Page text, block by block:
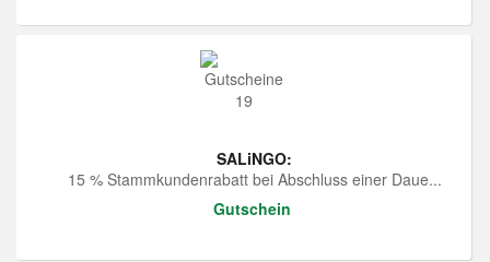
SALiNGO:
15 % Stammkundenrabatt bei Abschluss einer Daue...
Gutschein